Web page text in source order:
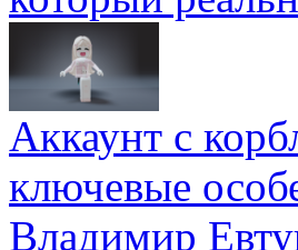
Аккаунт с
ключевые
Владимир